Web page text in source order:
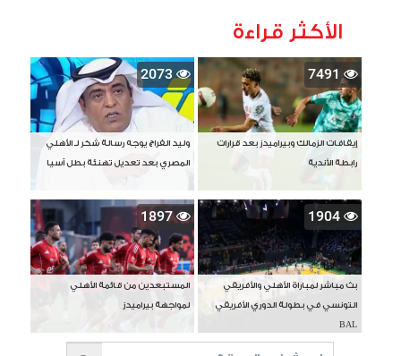
الأكثر قراءة
7491
إيقافات الزمالك وبيراميدز بعد قرارات
رابطة الأندية
2073
وليد الفراج يوجه رسالة شكر لـ الأهلي
المصري بعد تعديل تهنئة بطل آسيا
1904
بث مباشر لمباراة الأهلي والأفريقي
التونسي في بطولة الدوري الأفريقي
BAL
1897
المستبعدين من قائمة الأهلي
لمواجهة بيراميدز